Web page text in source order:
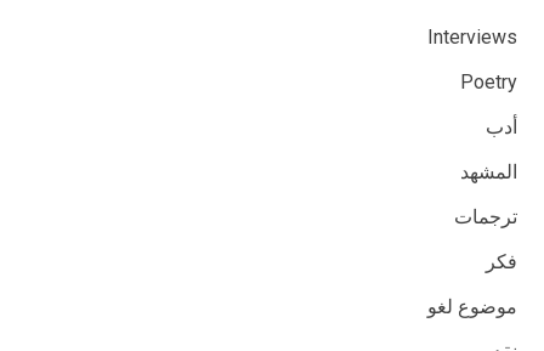
Interviews
Poetry
أدب
المشهد
ترجمات
فكر
موضوع لغو